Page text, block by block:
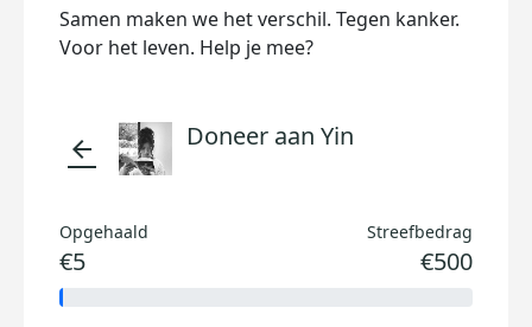
Samen maken we het verschil. Tegen kanker.
Voor het leven. Help je mee?
arrow_back Doneer aan Yin
Opgehaald
€5
Streefbedrag
€500